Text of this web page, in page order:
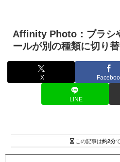
Affinity Photo：ブラシ
ールが別の種類に切り
X
LINE
この記事は約2分